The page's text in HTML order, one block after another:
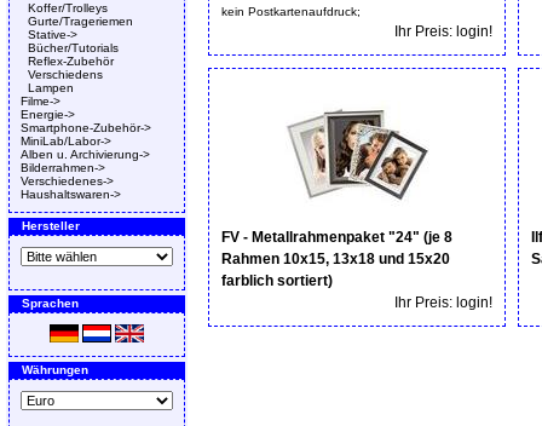
Koffer/Trolleys
Gurte/Trageriemen
Stative->
Bücher/Tutorials
Reflex-Zubehör
Verschiedens
Lampen
Filme->
Energie->
Smartphone-Zubehör->
MiniLab/Labor->
Alben u. Archivierung->
Bilderrahmen->
Verschiedenes->
Haushaltswaren->
Hersteller
Sprachen
Währungen
kein Postkartenaufdruck;
Ihr Preis: login!
FV - Metallrahmenpaket "24" (je 8
Rahmen 10x15, 13x18 und 15x20
farblich sortiert)
Ihr Preis: login!